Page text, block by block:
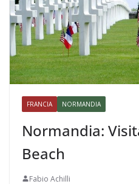
FRANCIA NORMANDIA
Normandia:
Beach
Fabio Achilli